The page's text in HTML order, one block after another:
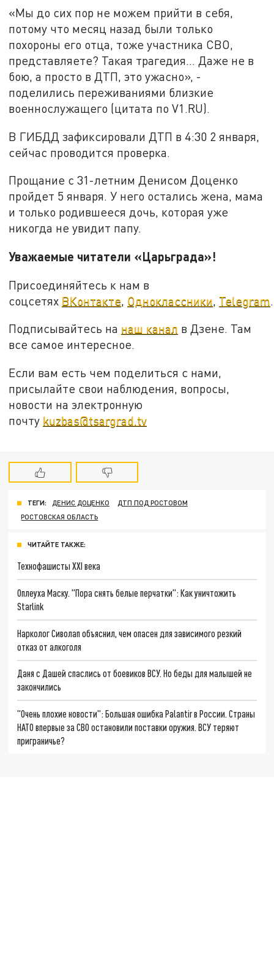
«Мы до сих пор не можем прийти в себя,
потому что месяц назад были только
похороны его отца, тоже участника СВО,
представляете? Такая трагедия… Даже не в
бою, а просто в ДТП, это ужасно», -
поделились переживаниями близкие
военнослужащего (цитата по V1.RU).
В ГИБДД зафиксировали ДТП в 4:30 2 января,
сейчас проводится проверка.
Прощание с 31-летним Денисом Доценко
пройдет 5 января. У него остались жена, мама
и только родившееся дочь, которая уже
никогда не увидит папу.
Уважаемые читатели «Царьграда»!
Присоединяйтесь к нам в
соцсетях ВКонтакте Одноклассники Telegram
Подписывайтесь на наш канал в Дзене. Там
все самое интересное.
Если вам есть чем поделиться с нами,
присылайте свои наблюдения, вопросы,
новости на электронную
почту kuzbas@tsargrad.tv
ТЕГИ: ДЕНИС ДОЦЕНКО
ДТП ПОД РОСТОВОМ
РОСТОВСКАЯ ОБЛАСТЬ
ЧИТАЙТЕ ТАКЖЕ:
Технофашисты XXI века
Оплеуха Маску. "Пора снять белые перчатки": Как уничтожить
Starlink
Нарколог Сиволап объяснил, чем опасен для зависимого резкий
отказ от алкоголя
Даня с Дашей спаслись от боевиков ВСУ. Но беды для малышей не
закончились
"Очень плохие новости": Большая ошибка Palantir в России. Страны
НАТО впервые за СВО остановили поставки оружия. ВСУ теряют
приграничье?